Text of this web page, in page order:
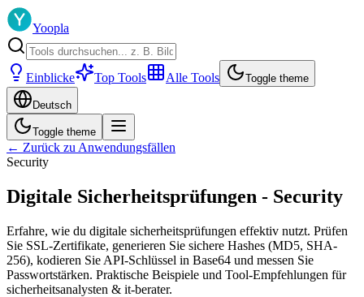
Yoopla
Einblicke Top Tools Alle Tools Toggle theme
Deutsch
Toggle theme
← Zurück zu Anwendungsfällen
Security
Digitale Sicherheitsprüfungen - Security
Erfahre, wie du digitale sicherheitsprüfungen effektiv nutzt. Prüfen
Sie SSL-Zertifikate, generieren Sie sichere Hashes (MD5, SHA-
256), kodieren Sie API-Schlüssel in Base64 und messen Sie
Passwortstärken. Praktische Beispiele und Tool-Empfehlungen für
sicherheitsanalysten & it-berater.